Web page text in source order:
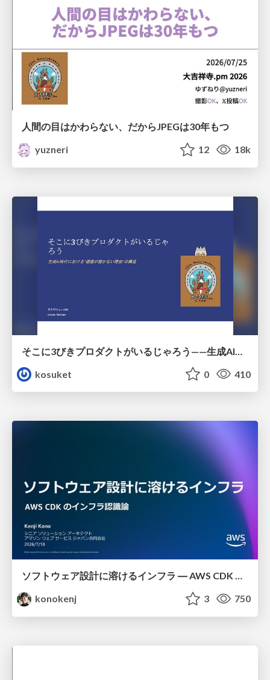
人間の目はかわらない、だからJPEGは30年もつ
yuzneri
12 18k
kosuket
0 410
ソフトウェア設計に溶けるインフラ ― AWS CDK のインフラ認識論
konokenj
3 750